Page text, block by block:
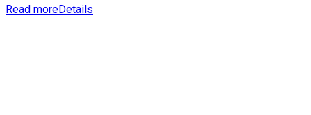
Read moreDetails